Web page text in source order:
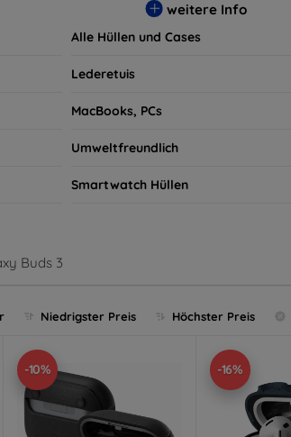
weitere Info
Alle Hüllen und Cases
Lederetuis
MacBooks, PCs
Umweltfreundlich
Smartwatch Hüllen
Buds 3
Niedrigster Preis Höchster Preis
-10% -16%